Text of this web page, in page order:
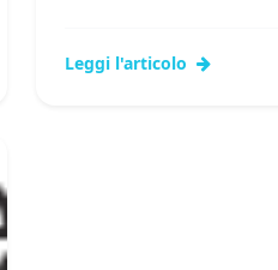
Leggi l'articolo